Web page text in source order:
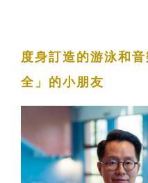
度身訂造的游泳和
全」的小朋友